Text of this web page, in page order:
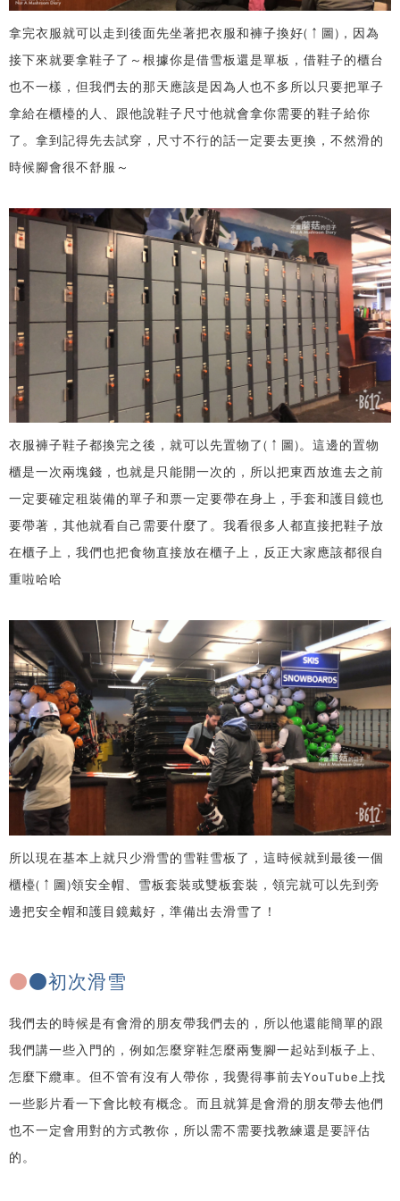
拿完衣服就可以走到後面先坐著把衣服和褲子換好(↑圖)，因為
接下來就要拿鞋子了～根據你是借雪板還是單板，借鞋子的櫃台
也不一樣，但我們去的那天應該是因為人也不多所以只要把單子
拿給在櫃檯的人、跟他說鞋子尺寸他就會拿你需要的鞋子給你
了。拿到記得先去試穿，尺寸不行的話一定要去更換，不然滑的
時候腳會很不舒服～
衣服褲子鞋子都換完之後，就可以先置物了(↑圖)。這邊的置物
櫃是一次兩塊錢，也就是只能開一次的，所以把東西放進去之前
一定要確定租裝備的單子和票一定要帶在身上，手套和護目鏡也
要帶著，其他就看自己需要什麼了。我看很多人都直接把鞋子放
在櫃子上，我們也把食物直接放在櫃子上，反正大家應該都很自
重啦哈哈
所以現在基本上就只少滑雪的雪鞋雪板了，這時候就到最後一個
櫃檯(↑圖)領安全帽、雪板套裝或雙板套裝，領完就可以先到旁
邊把安全帽和護目鏡戴好，準備出去滑雪了！
●●初次滑雪
我們去的時候是有會滑的朋友帶我們去的，所以他還能簡單的跟
我們講一些入門的，例如怎麼穿鞋怎麼兩隻腳一起站到板子上、
怎麼下纜車。但不管有沒有人帶你，我覺得事前去YouTube上找
一些影片看一下會比較有概念。而且就算是會滑的朋友帶去他們
也不一定會用對的方式教你，所以需不需要找教練還是要評估
的。